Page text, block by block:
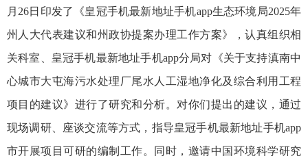
月26日印发了《皇冠手机最新地址手机app生态环境局2025年
州人大代表建议和州政协提案办理工作方案》，认真组织相
关科室、皇冠手机最新地址手机app分局对《关于支持滇南中
心城市大屯海污水处理厂尾水人工湿地净化及综合利用工程
项目的建议》进行了研究和分析。对你们提出的建议，通过
现场调研、座谈交流等方式 ，指导皇冠手机最新地址手机app
市开展项目可研的编制工作。同时，邀请中国环境科学研究